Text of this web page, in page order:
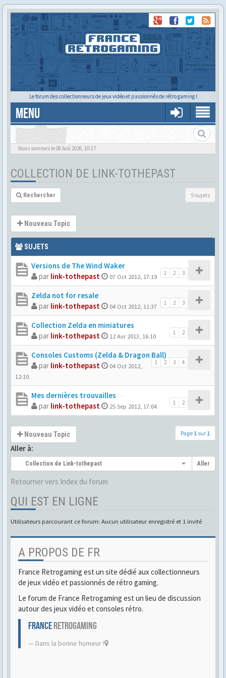
Le forum des collectionneurs de jeux vidéo et passionnés de rétro gaming !
MENU
Zelda, Terminator, et bien plus encore...
Nous sommes le 08 Aoû 2026, 10:17
COLLECTION DE LINK-TOTHEPAST
Rechercher 5 sujets
Nouveau Topic
SUJETS
Versions de The Wind Waker
1 2 3
par link-tothepast 07 Oct 2012, 17:19
Zelda not for resale
1 2 3
par link-tothepast 04 Oct 2012, 11:37
Collection Zelda en miniatures
1 2
par link-tothepast 12 Avr 2013, 16:10
Consoles Customs (Zelda & Dragon Ball)
1 2 3 4
par link-tothepast
04 Oct 2012,
12:10
Mes dernières trouvailles
1 2
par link-tothepast 25 Sep 2012, 17:04
Nouveau Topic Page 1 sur 1
Aller à:
Collection de Link-tothepast Aller
Retourner vers Index du forum
QUI EST EN LIGNE
Utilisateurs parcourant ce forum: Aucun utilisateur enregistré et 1 invité
A PROPOS DE FR
France Retrogaming est un site dédié aux collectionneurs
de jeux vidéo et passionnés de rétro gaming.
Le forum de France Retrogaming est un lieu de discussion
autour des jeux vidéo et consoles rétro.
FRANCERETROGAMING
Dans la bonne humeur !